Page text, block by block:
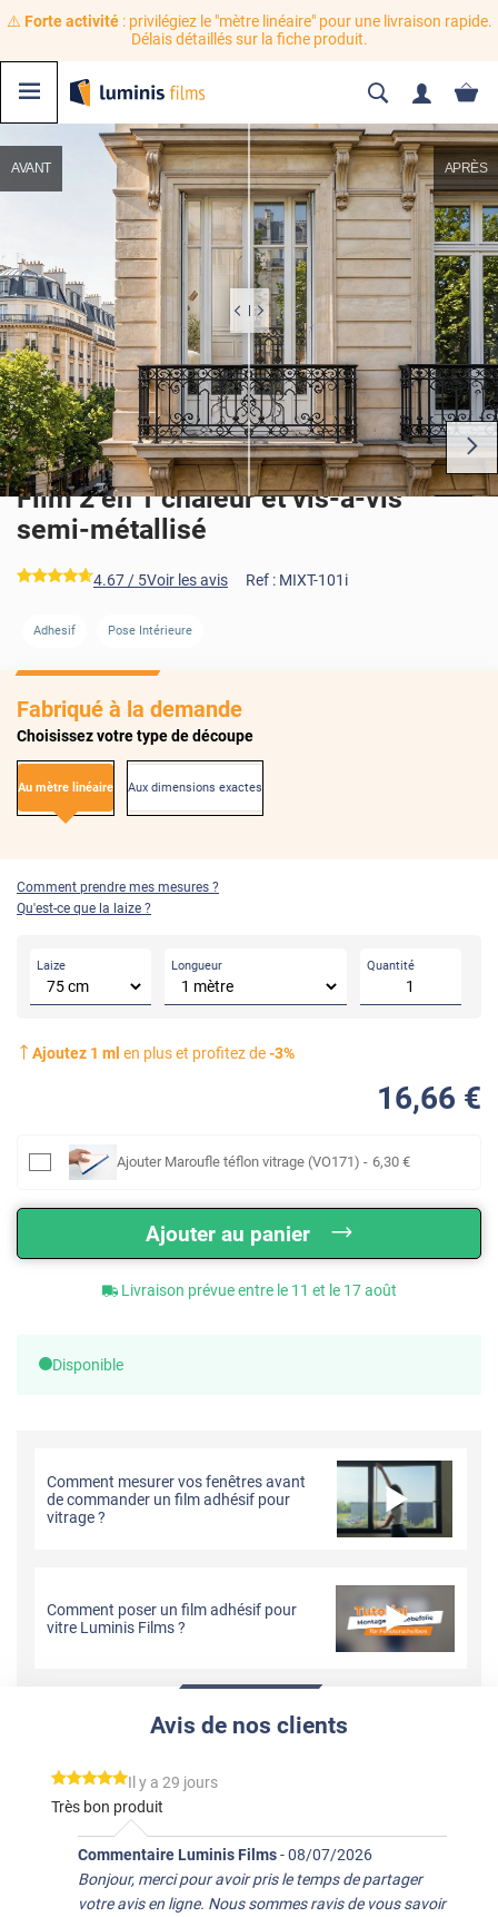
⚠️ Forte activité: privilégiez le "mètre linéaire" pour une livraison rapide.
Délais détaillés sur la fiche produit.
AVANT APRÈS
Film 2 en 1 chaleur et vis-à-vis
semi-métallisé
*****
4.67 / 5Voir les avis Ref : MIXT-101i
Adhesif Pose Intérieure
Fabriqué à la demande
Choisissez votre type de découpe
Au mètre linéaire Aux dimensions exactes
Comment prendre mes mesures ?
Qu'est-ce que la laize ?
Laize Longueur Quantité
Ajoutez 1 ml en plus et profitez de-3%
16,66 €
Ajouter Maroufle téflon vitrage (VO171) - 6,30 €
Ajouter au panier
Livraison prévue entre le 11 et le 17 août
Disponible
Comment mesurer vos fenêtres avant
de commander un film adhésif pour
vitrage ?
Comment poser un film adhésif pour
vitre Luminis Films ?
Avis de nos clients
*****
Il y a 29 jours
Très bon produit
Commentaire Luminis Films-08/07/2026
Bonjour, merci pour avoir pris le temps de partager
votre avis en ligne. Nous sommes ravis de vous savoir